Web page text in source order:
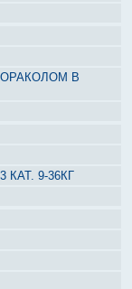
В
9-36КГ